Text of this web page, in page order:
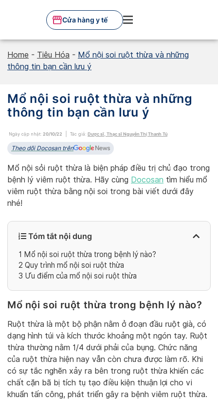
Cửa hàng y tế
Home - Tiêu Hóa - Mổ nội soi ruột thừa và những
thông tin bạn cần lưu ý
Mổ nội soi ruột thừa và những
thông tin bạn cần lưu ý
Ngày cập nhật: 20/10/22 Tác giả: Dược sĩ, Thạc sĩ Nguyễn Thị Thanh Tú
Theo dõi Docosan trên
Mổ nội sỏi ruột thừa là biện pháp điều trị chủ đạo trong
bệnh lý viêm ruột thừa. Hãy cùng Docosan tìm hiểu mổ
viêm ruột thừa bằng nội soi trong bài viết dưới đây
nhé!
Tóm tắt nội dung
1 Mổ nội soi ruột thừa trong bệnh lý nào?
2 Quy trình mổ nội soi ruột thừa
3 Ưu điểm của mổ nội soi ruột thừa
Mổ nội soi ruột thừa trong bệnh lý nào?
Ruột thừa là một bộ phận nằm ở đoạn đầu ruột già, có
dạng hình túi và kích thước khoảng một ngón tay. Ruột
thừa thường nằm 1/4 dưới phải của bụng. Chức năng
của ruột thừa hiện nay vẫn còn chưa được làm rõ. Khi
có sự tắc nghẽn xảy ra bên trong ruột thừa khiến các
chất cặn bã bị tích tụ tạo điều kiện thuận lợi cho vi
khuẩn tấn công, phát triển gây ra bệnh viêm ruột thừa.